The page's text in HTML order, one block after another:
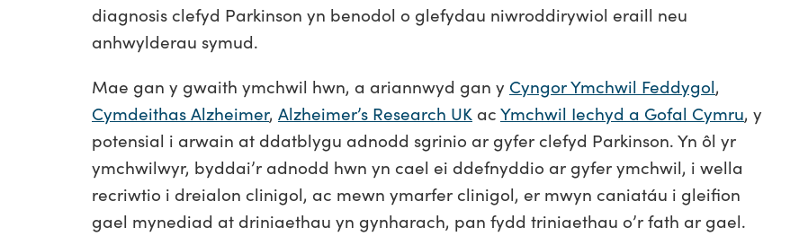
diagnosis clefyd Parkinson yn benodol o glefydau niwroddirywiol eraill neu
anhwylderau symud.
Mae gan y gwaith ymchwil hwn, a ariannwyd gan y Cyngor Ymchwil Feddygol,
Cymdeithas Alzheimer, Alzheimer’s Research UK ac Ymchwil Iechyd a Gofal Cymru, y
potensial i arwain at ddatblygu adnodd sgrinio ar gyfer clefyd Parkinson. Yn ôl yr
ymchwilwyr, byddai’r adnodd hwn yn cael ei ddefnyddio ar gyfer ymchwil, i wella
recriwtio i dreialon clinigol, ac mewn ymarfer clinigol, er mwyn caniatáu i gleifion
gael mynediad at driniaethau yn gynharach, pan fydd triniaethau o’r fath ar gael.